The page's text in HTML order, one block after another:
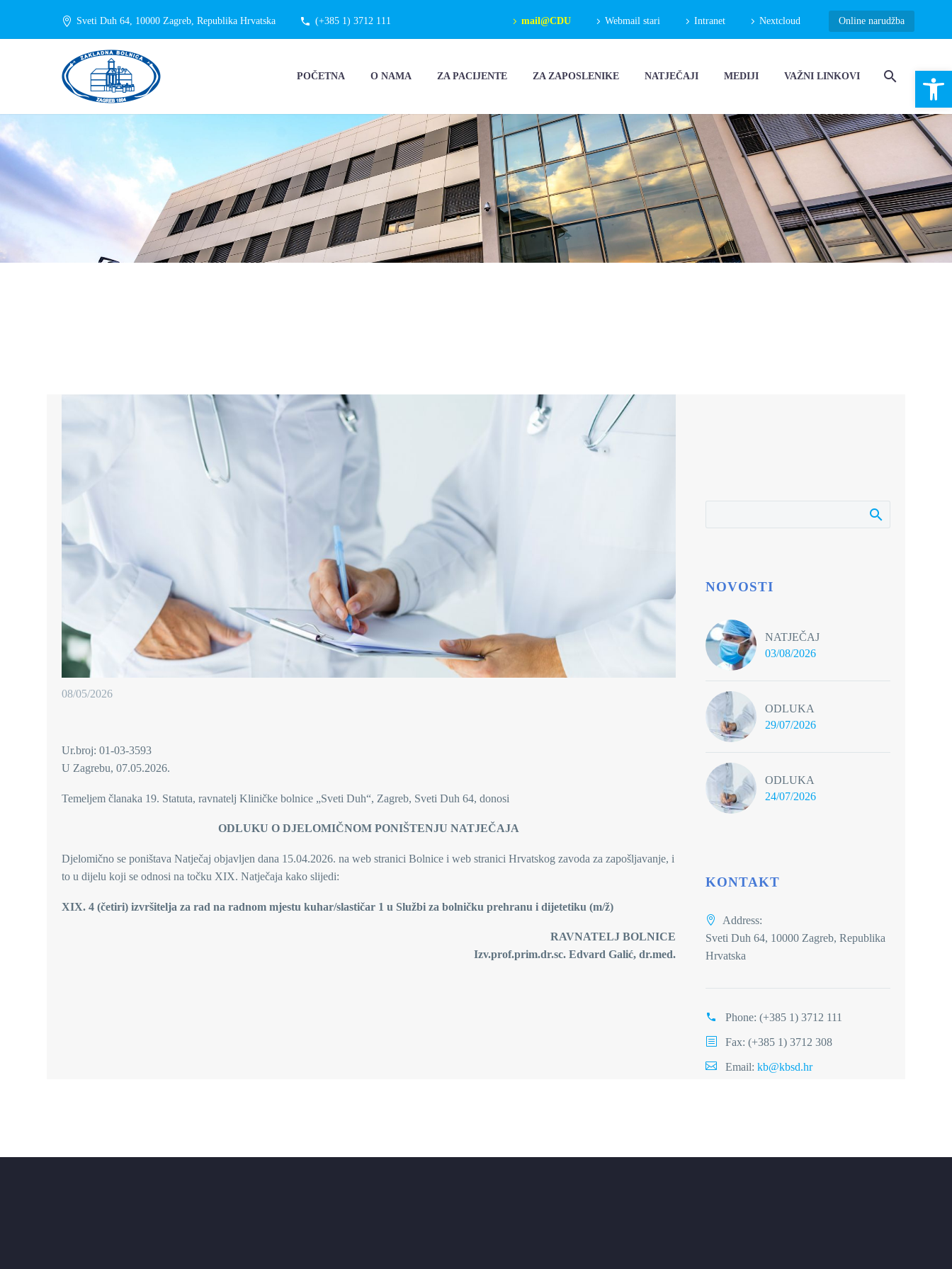
Sveti Duh 64, 10000 Zagreb, Republika Hrvatska (+385 1) 3712 111 mail@CDU Webmail stari Intranet Nextcloud Online narudžba
POČETNA O NAMA ZA PACIJENTE ZA ZAPOSLENIKE NATJEČAJI MEDIJI VAŽNI LINKOVI
08/05/2026
Ur.broj: 01-03-3593
U Zagrebu, 07.05.2026.
Temeljem članaka 19. Statuta, ravnatelj Kliničke bolnice „Sveti Duh“, Zagreb, Sveti Duh 64, donosi
ODLUKU O DJELOMIČNOM PONIŠTENJU NATJEČAJA
Djelomično se poništava Natječaj objavljen dana 15.04.2026. na web stranici Bolnice i web stranici Hrvatskog zavoda za zapošljavanje, i
to u dijelu koji se odnosi na točku XIX. Natječaja kako slijedi:
XIX. 4 (četiri) izvršitelja za rad na radnom mjestu kuhar/slastičar 1 u Službi za bolničku prehranu i dijetetiku (m/ž)
RAVNATELJ BOLNICE
Izv.prof.prim.dr.sc. Edvard Galić, dr.med.
NOVOSTI
NATJEČAJ
03/08/2026
ODLUKA
29/07/2026
ODLUKA
24/07/2026
KONTAKT
Address:
Sveti Duh 64, 10000 Zagreb, Republika
Hrvatska
Phone: (+385 1) 3712 111
Fax: (+385 1) 3712 308
Email: kb@kbsd.hr